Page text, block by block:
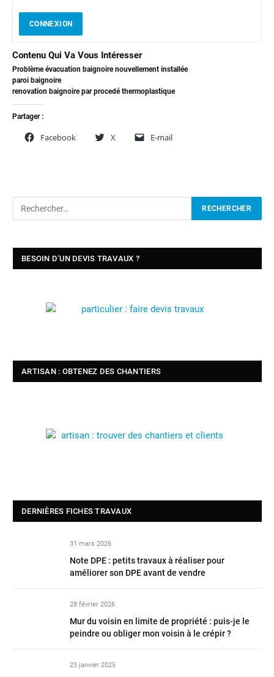
CONNEXION
Contenu Qui Va Vous Intéresser
Problème évacuation baignoire nouvellement installée
paroi baignoire
renovation baignoire par procedé thermoplastique
Partager :
Facebook X E-mail
BESOIN D’UN DEVIS TRAVAUX ?
ARTISAN : OBTENEZ DES CHANTIERS
DERNIÈRES FICHES TRAVAUX
31 mars 2026
Note DPE : petits travaux à réaliser pour
améliorer son DPE avant de vendre
28 février 2026
Mur du voisin en limite de propriété : puis-je le
peindre ou obliger mon voisin à le crépir ?
23 janvier 2025